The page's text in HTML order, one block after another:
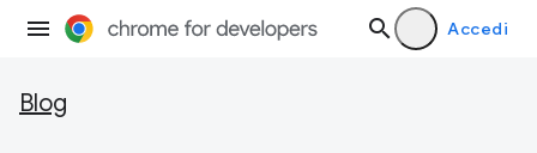
Accedi
Blog